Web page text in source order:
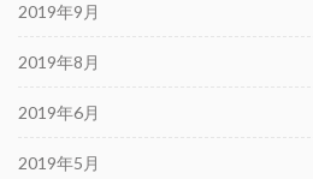
2019年9月
2019年8月
2019年6月
2019年5月